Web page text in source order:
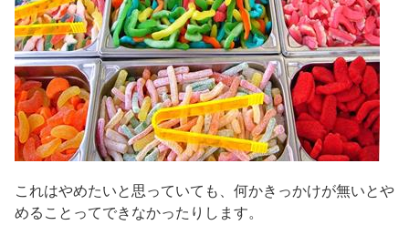
これはやめたいと思っていても、何かきっかけが無いとや
めることってできなかったりします。